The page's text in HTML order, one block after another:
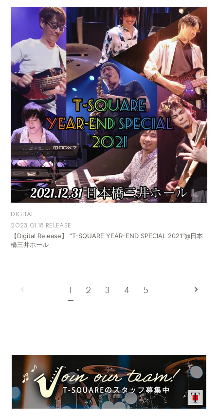
DIGITAL
2023.01.18 RELEASE
【Digital Release】 “T-SQUARE YEAR-END SPECIAL 2021”@日本
橋三井ホール
2 3 4 5